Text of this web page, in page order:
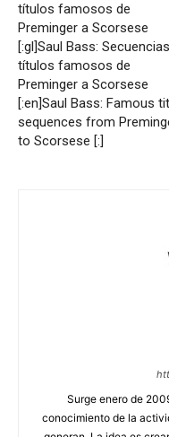
títulos famosos de
Preminger a Scorsese
[:gl]Saul Bass:
títulos famosos de
Preminger a Scorsese
[:en]Saul Bass: Famous
sequences from
to Scorsese [:]
Surge enero de
conocimiento de la